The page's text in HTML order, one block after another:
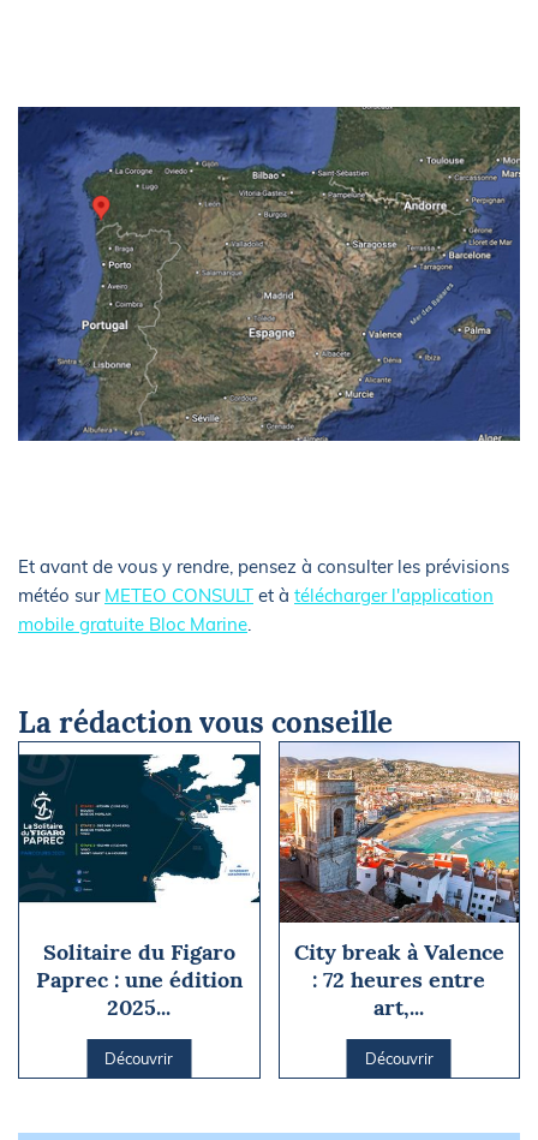
Et avant de vous y rendre, pensez à consulter les prévisions
météo sur METEO CONSULT et à télécharger l'application
mobile gratuite Bloc Marine.
La rédaction vous conseille
Solitaire du Figaro
Paprec : une édition
2025...
Découvrir
City break à Valence
: 72 heures entre
art,...
Découvrir